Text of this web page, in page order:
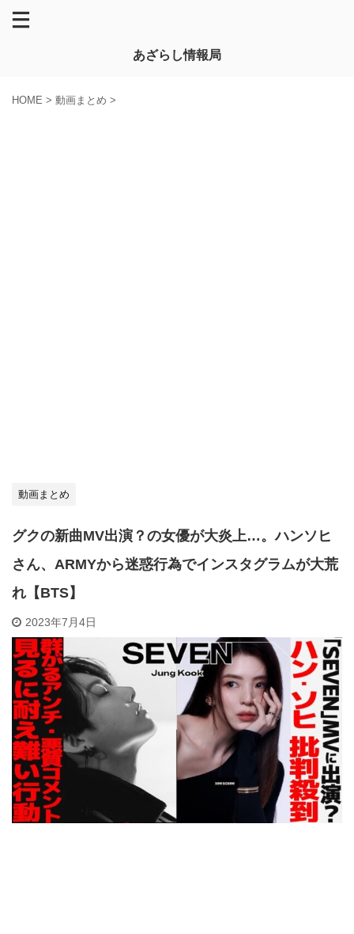
あざらし情報局
HOME > 動画まとめ >
動画まとめ
グクの新曲MV出演？の女優が大炎上…。ハンソヒ
さん、ARMYから迷惑行為でインスタグラムが大荒
れ【BTS】
2023年7月4日